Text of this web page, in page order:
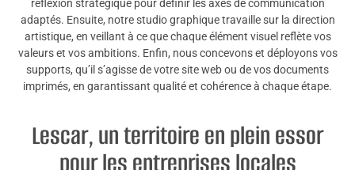
réflexion stratégique pour définir les axes de communication
adaptés. Ensuite, notre studio graphique travaille sur la direction
artistique, en veillant à ce que chaque élément visuel reflète vos
valeurs et vos ambitions. Enfin, nous concevons et déployons vos
supports, qu’il s’agisse de votre site web ou de vos documents
imprimés, en garantissant qualité et cohérence à chaque étape.
Lescar, un territoire en plein essor
pour les entreprises locales